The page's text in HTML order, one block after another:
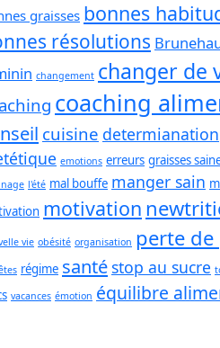
graisses bonnes
résolutions
changement changer de
coaching
cuisine determianation
emotions erreurs graisses
l'été mal bouffe manger sain
motivation
vie obésité organisation perte de
régime santé stop au sucre
vacances émotion équilibre